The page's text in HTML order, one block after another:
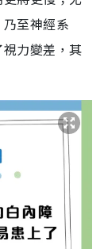
至神經系
力變差，其